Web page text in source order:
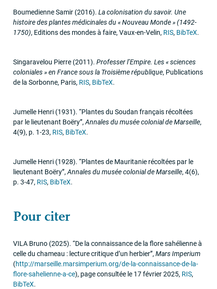
Boumedienne Samir (2016). La colonisation du savoir. Une
histoire des plantes médicinales du « Nouveau Monde » (1492-
1750), Editions des mondes à faire, Vaux-en-Velin, RIS, BibTeX.
Singaravelou Pierre (2011). Professer l’Empire. Les « sciences
coloniales » en France sous la Troisième république, Publications
de la Sorbonne, Paris, RIS, BibTeX.
Jumelle Henri (1931). “Plantes du Soudan français récoltées
par le lieutenant Boëry”, Annales du musée colonial de Marseille,
4(9), p. 1-23, RIS, BibTeX.
Jumelle Henri (1928). “Plantes de Mauritanie récoltées par le
lieutenant Boëry”, Annales du musée colonial de Marseille, 4(6),
p. 3-47, RIS, BibTeX.
Pour citer
VILABruno (2025). “De la connaissance de la flore sahélienne à
celle du chameau : lecture critique d’un herbier”,Mars Imperium
(http://marseille.marsimperium.org/de-la-connaissance-de-la-
flore-sahelienne-a-ce), page consultée le 17 février 2025, RIS,
BibTeX.